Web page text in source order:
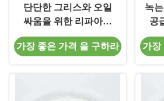
단단한 그리스와 오일
싸움을 위한 리파아제
(지방분해 효소) 효소 세
제
가장 좋은 가격 을 구하라
녹
공
영
가장